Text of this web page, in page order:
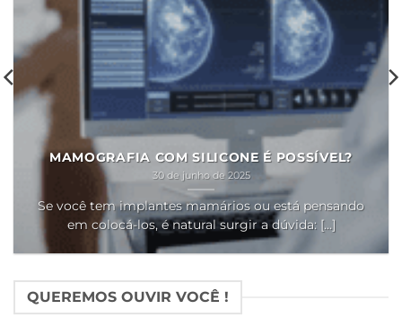
MAMOGRAFIA COM SILICONE É POSSÍVEL?
30 de junho de 2025
Se você tem implantes mamários ou está pensando
em colocá-los, é natural surgir a dúvida: [...]
QUEREMOS OUVIR VOCÊ !